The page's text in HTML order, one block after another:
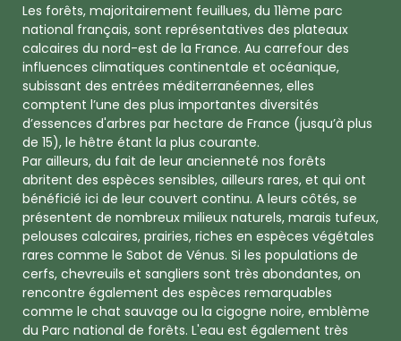
Les forêts, majoritairement feuillues, du 11ème parc
national français, sont représentatives des plateaux
calcaires du nord-est de la France. Au carrefour des
influences climatiques continentale et océanique,
subissant des entrées méditerranéennes, elles
comptent l’une des plus importantes diversités
d’essences d'arbres par hectare de France (jusqu’à plus
de 15), le hêtre étant la plus courante.
Par ailleurs, du fait de leur ancienneté nos forêts
abritent des espèces sensibles, ailleurs rares, et qui ont
bénéficié ici de leur couvert continu. A leurs côtés, se
présentent de nombreux milieux naturels, marais tufeux,
pelouses calcaires, prairies, riches en espèces végétales
rares comme le Sabot de Vénus. Si les populations de
cerfs, chevreuils et sangliers sont très abondantes, on
rencontre également des espèces remarquables
comme le chat sauvage ou la cigogne noire, emblème
du Parc national de forêts. L'eau est également très